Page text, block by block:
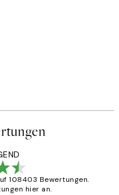
108403 Bewertungen.
hier an.